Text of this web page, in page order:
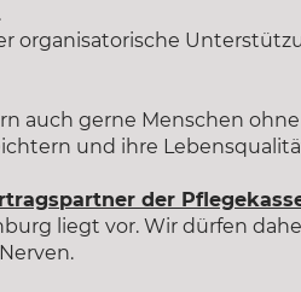
organisatorische
auch gerne Menschen
und ihre
der
liegt vor. Wir dürfen